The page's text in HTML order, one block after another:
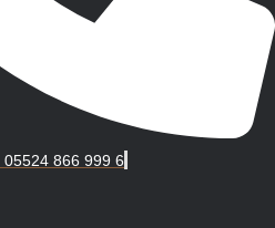
05524 866 999 6